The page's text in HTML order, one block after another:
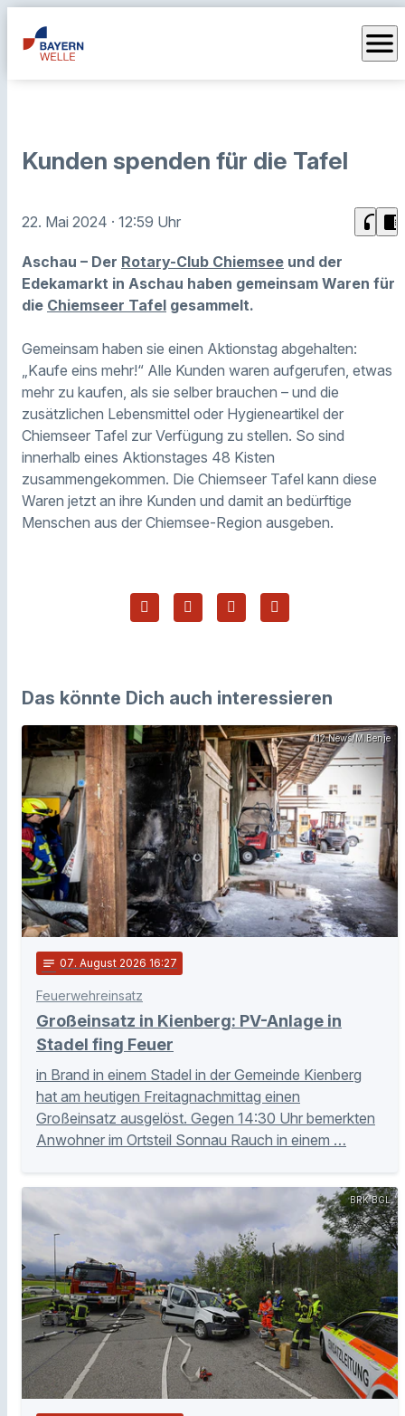
menu
Kunden spenden für die Tafel
22. Mai 2024 · 12:59 Uhr headphones chrome_reader_mode
Aschau – Der Rotary-Club Chiemsee und der
Edekamarkt in Aschau haben gemeinsam Waren für
die Chiemseer Tafel gesammelt.
Gemeinsam haben sie einen Aktionstag abgehalten:
„Kaufe eins mehr!“ Alle Kunden waren aufgerufen, etwas
mehr zu kaufen, als sie selber brauchen – und die
zusätzlichen Lebensmittel oder Hygieneartikel der
Chiemseer Tafel zur Verfügung zu stellen. So sind
innerhalb eines Aktionstages 48 Kisten
zusammengekommen. Die Chiemseer Tafel kann diese
Waren jetzt an ihre Kunden und damit an bedürftige
Menschen aus der Chiemsee-Region ausgeben.
Das könnte Dich auch interessieren
112 News/M.Benje
notes 07. August 2026 16:27
Feuerwehreinsatz
Großeinsatz in Kienberg: PV-Anlage in
Stadel fing Feuer
in Brand in einem Stadel in der Gemeinde Kienberg
hat am heutigen Freitagnachmittag einen
Großeinsatz ausgelöst. Gegen 14:30 Uhr bemerkten
Anwohner im Ortsteil Sonnau Rauch in einem …
BRK BGL